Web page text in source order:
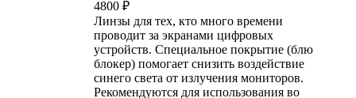
4800 ₽
Линзы для тех, кто много времени
проводит за экранами цифровых
устройств. Специальное покрытие (блю
блокер) помогает снизить воздействие
синего света от излучения мониторов.
Рекомендуются для использования во